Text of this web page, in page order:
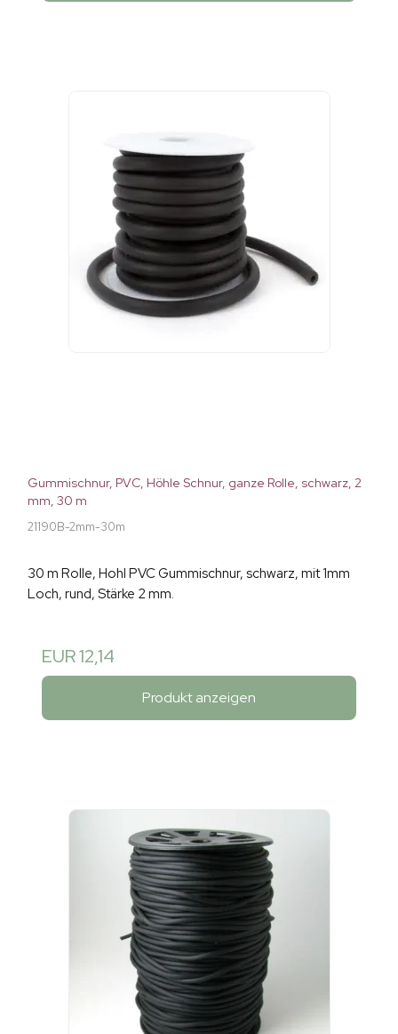
Gummischnur, PVC, Höhle Schnur, ganze Rolle, schwarz, 2
mm, 30 m
21190B-2mm-30m
30 m Rolle, Hohl PVC Gummischnur, schwarz, mit 1mm
Loch, rund, Stärke 2 mm.
EUR 12,14
Produkt anzeigen